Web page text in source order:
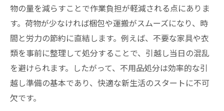
引越しと同時に不用品をまとめて処分する
コツ
物の量を減らすことで作業負担が軽減される点にありま
す。荷物が少なければ梱包や運搬がスムーズになり、時
間と労力の節約に直結します。例えば、不要な家具や衣
類を事前に整理して処分することで、引越し当日の混乱
を避けられます。したがって、不用品処分は効率的な引
越し準備の基本であり、快適な新生活のスタートに不可
欠です。